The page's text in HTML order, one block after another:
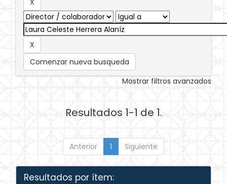
Comenzar nueva busqueda
Mostrar filtros avanzados
Resultados 1-1 de 1.
Anterior 1 Siguiente
Resultados por ítem: